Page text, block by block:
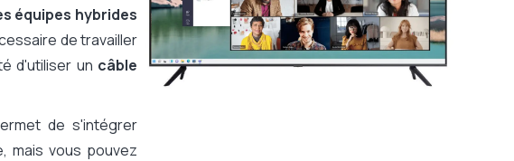
équipes hybrides
de travailler
d'utiliser un câble
de s'intégrer
mais vous pouvez